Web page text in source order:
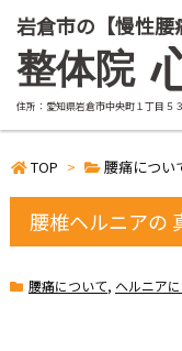
岩倉市の【慢性
整体院
住所：愛知県岩倉市中央町１丁目５
TOP > 腰痛につい
腰椎ヘルニアの
腰痛について, ヘルニア